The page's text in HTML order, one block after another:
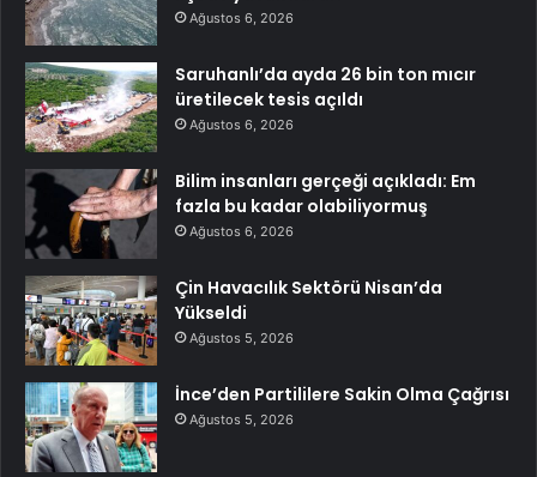
Ağustos 6, 2026
Saruhanlı’da ayda 26 bin ton mıcır
üretilecek tesis açıldı
Ağustos 6, 2026
Bilim insanları gerçeği açıkladı: Em
fazla bu kadar olabiliyormuş
Ağustos 6, 2026
Çin Havacılık Sektörü Nisan’da
Yükseldi
Ağustos 5, 2026
İnce’den Partililere Sakin Olma Çağrısı
Ağustos 5, 2026